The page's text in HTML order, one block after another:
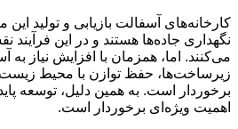
کارخانه‌های آسفالت بازیابی و تولید
نگهداری جاده‌ها هستند و در این فرآیند
می‌کنند. اما، همزمان با افزایش نیاز به
زیرساخت‌ها، حفظ توازن با محیط زیست
برخوردار است. به همین دلیل، توسعه
اهمیت ویژه‌ای برخوردار است.